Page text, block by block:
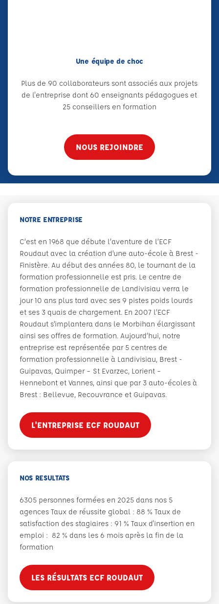
Une équipe de choc
Plus de 90 collaborateurs sont associés aux projets
de l'entreprise dont 60 enseignants pédagogues et
25 conseillers en formation
NOUS REJOINDRE
NOTRE ENTREPRISE
C’est en 1968 que débute l’aventure de l’ECF
Roudaut avec la création d’une auto-école à Brest -
Finistère. Au début des années 80, le tournant de la
formation professionnelle est pris. Le centre de
formation professionnelle de Landivisiau verra le
jour 10 ans plus tard avec ses 9 pistes poids lourds
et ses 3 quais de chargement. En 2007 l’ECF
Roudaut s’implantera dans le Morbihan élargissant
ainsi ses offres de formation. Aujourd’hui, notre
entreprise est représentée par 5 centres de
formation professionnelle à Landivisiau, Brest -
Guipavas, Quimper – St Evarzec, Lorient –
Hennebont et Vannes, ainsi que par 3 auto-écoles à
Brest : Bellevue, Recouvrance et Guipavas.
L'ENTREPRISE ECF ROUDAUT
NOS RESULTATS
6305 personnes formées en 2025 dans nos 5
agences Taux de réussite global : 88 % Taux de
satisfaction des stagiaires : 91 % Taux d'insertion en
emploi : 82 % dans les 6 mois après la fin de la
formation
LES RÉSULTATS ECF ROUDAUT